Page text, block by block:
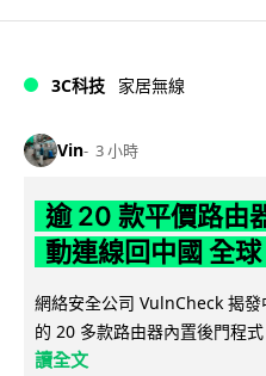
3C科技 家居無線
Vin 3 小時
逾 20 款平價路由
動連線回中國 全
網絡安全公司 VulnCheck 揭
的 20 多款路由器內置後門程
讀全文